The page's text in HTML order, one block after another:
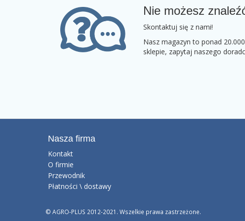
Nie możesz
Skontaktuj się z nami!
Nasz magazyn to ponad
sklepie, zapytaj naszego
Nasza firma
Kontakt
O firmie
Przewodnik
Płatności \ dostawy
© AGRO-PLUS 2012-2021. Wszelkie prawa zastrzeżone.